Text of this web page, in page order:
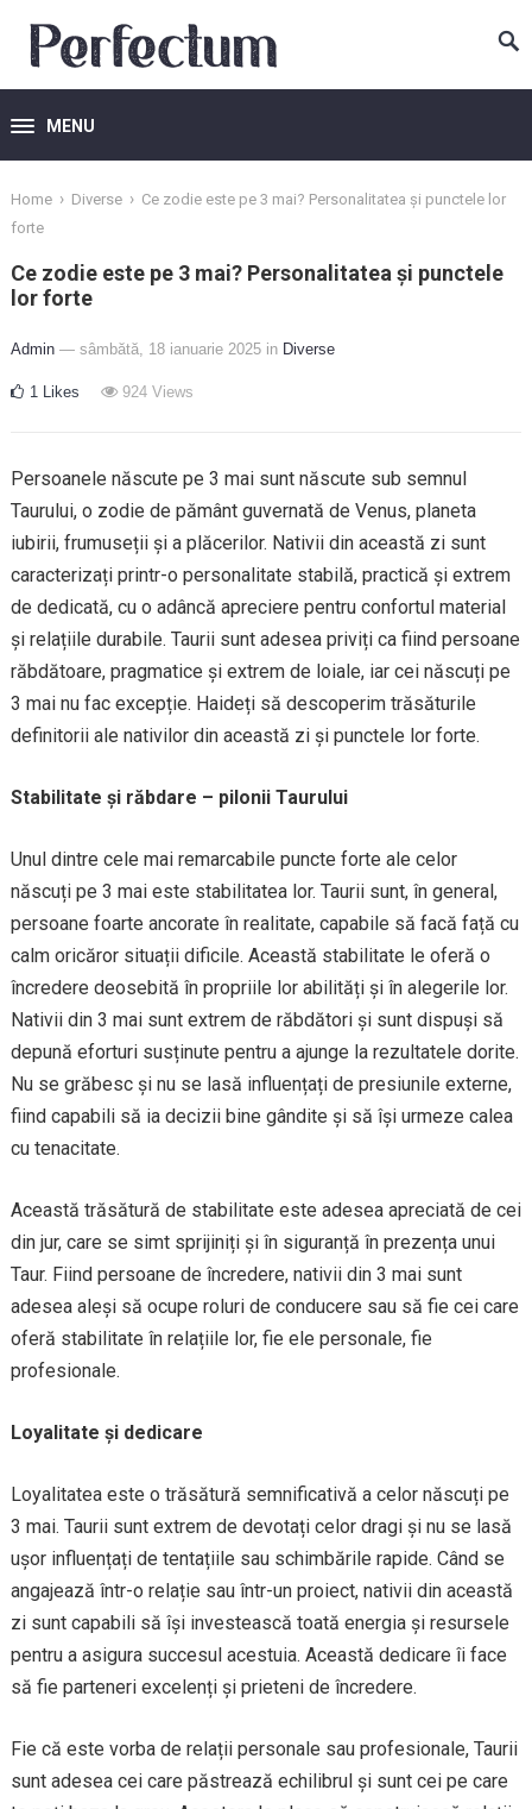
MENU
Home › Diverse › Ce zodie este pe 3 mai? Personalitatea și punctele lor
forte
Ce zodie este pe 3 mai? Personalitatea și punctele
lor forte
Admin — sâmbătă, 18 ianuarie 2025 in Diverse
1 Likes 924Views
Persoanele născute pe 3 mai sunt născute sub semnul
Taurului, o zodie de pământ guvernată de Venus, planeta
iubirii, frumuseții și a plăcerilor. Nativii din această zi sunt
caracterizați printr-o personalitate stabilă, practică și extrem
de dedicată, cu o adâncă apreciere pentru confortul material
și relațiile durabile. Taurii sunt adesea priviți ca fiind persoane
răbdătoare, pragmatice și extrem de loiale, iar cei născuți pe
3 mai nu fac excepție. Haideți să descoperim trăsăturile
definitorii ale nativilor din această zi și punctele lor forte.
Stabilitate și răbdare – pilonii Taurului
Unul dintre cele mai remarcabile puncte forte ale celor
născuți pe 3 mai este stabilitatea lor. Taurii sunt, în general,
persoane foarte ancorate în realitate, capabile să facă față cu
calm oricăror situații dificile. Această stabilitate le oferă o
încredere deosebită în propriile lor abilități și în alegerile lor.
Nativii din 3 mai sunt extrem de răbdători și sunt dispuși să
depună eforturi susținute pentru a ajunge la rezultatele dorite.
Nu se grăbesc și nu se lasă influențați de presiunile externe,
fiind capabili să ia decizii bine gândite și să își urmeze calea
cu tenacitate.
Această trăsătură de stabilitate este adesea apreciată de cei
din jur, care se simt sprijiniți și în siguranță în prezența unui
Taur. Fiind persoane de încredere, nativii din 3 mai sunt
adesea aleși să ocupe roluri de conducere sau să fie cei care
oferă stabilitate în relațiile lor, fie ele personale, fie
profesionale.
Loyalitate și dedicare
Loyalitatea este o trăsătură semnificativă a celor născuți pe
3 mai. Taurii sunt extrem de devotați celor dragi și nu se lasă
ușor influențați de tentațiile sau schimbările rapide. Când se
angajează într-o relație sau într-un proiect, nativii din această
zi sunt capabili să își investească toată energia și resursele
pentru a asigura succesul acestuia. Această dedicare îi face
să fie parteneri excelenți și prieteni de încredere.
Fie că este vorba de relații personale sau profesionale, Taurii
sunt adesea cei care păstrează echilibrul și sunt cei pe care